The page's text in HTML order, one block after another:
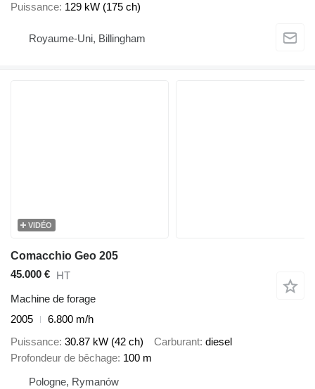
Puissance 129 kW (175 ch)
Royaume-Uni, Billingham
VIDÉO
Comacchio Geo 205
45.000 € HT
Machine de forage
2005
6.800 m/h
Puissance 30.87 kW (42 ch) Carburant diesel
Profondeur de bêchage 100 m
Pologne, Rymanów